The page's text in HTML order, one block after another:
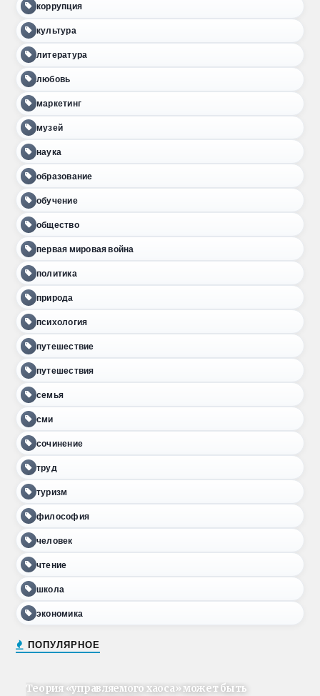
коррупция
культура
литература
любовь
маркетинг
музей
наука
образование
обучение
общество
первая мировая война
политика
природа
психология
путешествие
путешествия
семья
сми
сочинение
труд
туризм
философия
человек
чтение
школа
экономика
ПОПУЛЯРНОЕ
Теория «управляемого хаоса» может быть